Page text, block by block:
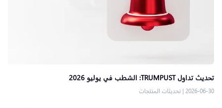
تحديث تداول TRUMPUST: الشطب في يوليو 2026
2026-06-30
| تحديثات المنتجات